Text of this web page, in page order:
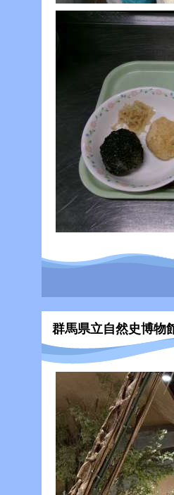
群馬県立自然史博